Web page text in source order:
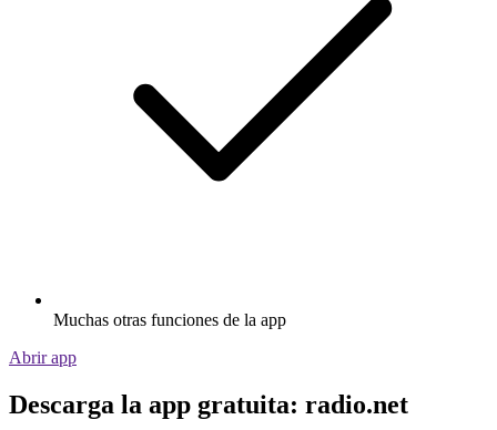
Muchas otras funciones de la app
Abrir app
Descarga la app gratuita: radio.net